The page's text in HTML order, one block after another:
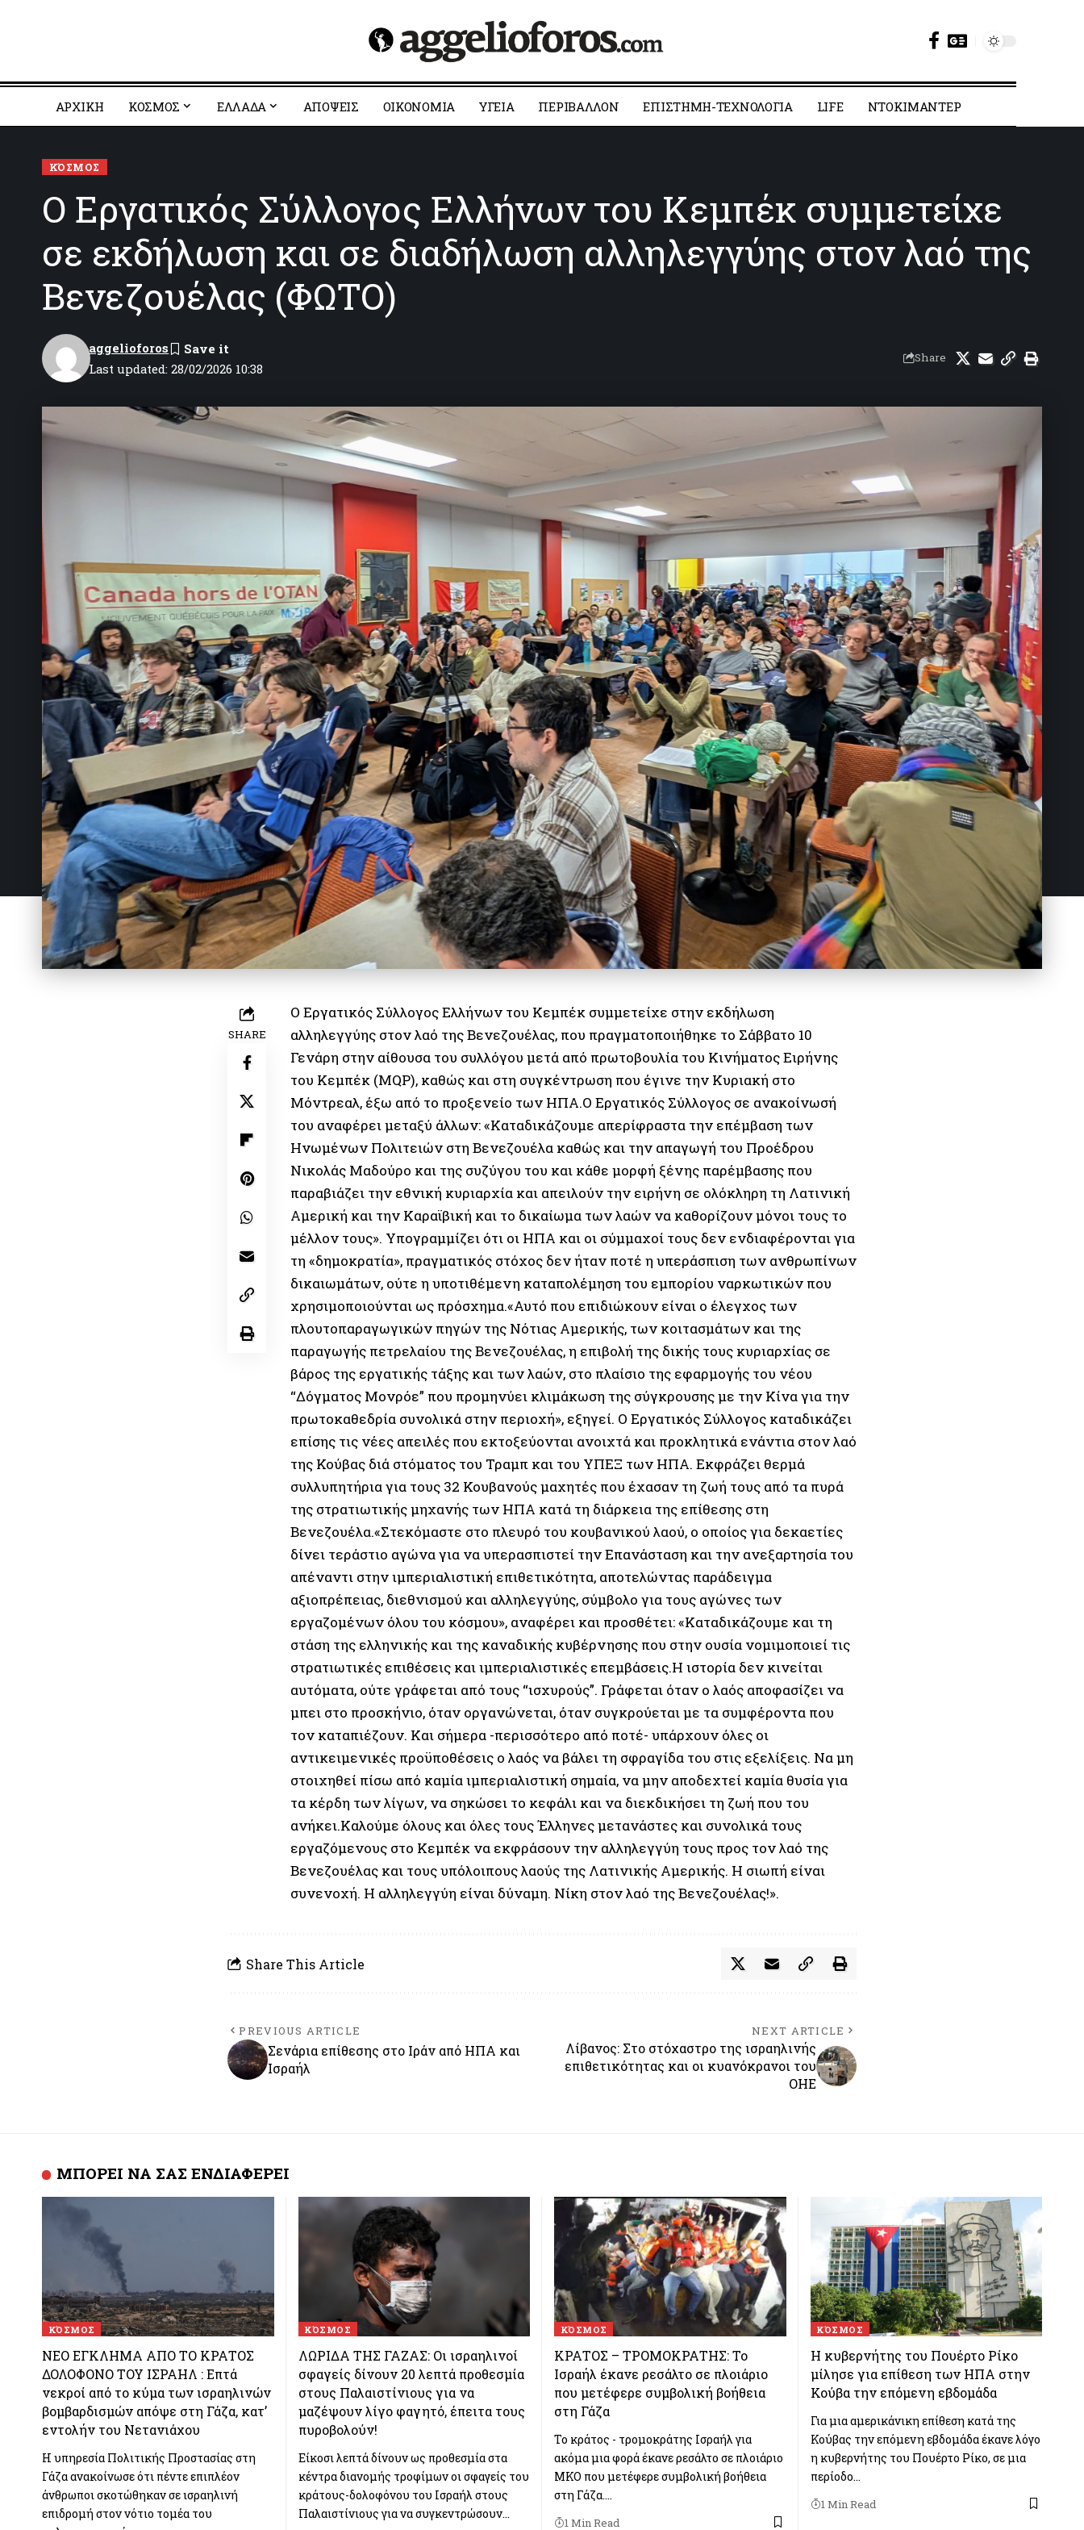
ΑΡΧΙΚΗ ΚΟΣΜΟΣ EΛΛΑΔΑ ΑΠΟΨΕΙΣ ΟΙΚΟΝΟΜΙΑ YΓΕΙΑ ΠΕΡΙΒΑΛΛΟΝ ΕΠΙΣΤΗΜΗ-ΤΕΧΝΟΛΟΓΙΑ LIFE ΝΤΟΚΙΜΑΝΤΕΡ
ΚΌΣΜΟΣ
Ο Εργατικός Σύλλογος Ελλήνων του Κεμπέκ συμμετείχε
σε εκδήλωση και σε διαδήλωση αλληλεγγύης στον λαό της
Βενεζουέλας (ΦΩΤΟ)
Last updated: 28/02/2026 10:38
aggelioforos
Share
SHARE
Ο Εργατικός Σύλλογος Ελλήνων του Κεμπέκ συμμετείχε στην εκδήλωση
αλληλεγγύης στον λαό της Βενεζουέλας, που πραγματοποιήθηκε το Σάββατο 10
Γενάρη στην αίθουσα του συλλόγου μετά από πρωτοβουλία του Κινήματος Ειρήνης
του Κεμπέκ (MQP), καθώς και στη συγκέντρωση που έγινε την Κυριακή στο
Μόντρεαλ, έξω από το προξενείο των ΗΠΑ.Ο Εργατικός Σύλλογος σε ανακοίνωσή
του αναφέρει μεταξύ άλλων: «Καταδικάζουμε απερίφραστα την επέμβαση των
Ηνωμένων Πολιτειών στη Βενεζουέλα καθώς και την απαγωγή του Προέδρου
Νικολάς Μαδούρο και της συζύγου του και κάθε μορφή ξένης παρέμβασης που
παραβιάζει την εθνική κυριαρχία και απειλούν την ειρήνη σε ολόκληρη τη Λατινική
Αμερική και την Καραϊβική και το δικαίωμα των λαών να καθορίζουν μόνοι τους το
μέλλον τους». Υπογραμμίζει ότι οι ΗΠΑ και οι σύμμαχοί τους δεν ενδιαφέρονται για
τη «δημοκρατία», πραγματικός στόχος δεν ήταν ποτέ η υπεράσπιση των ανθρωπίνων
δικαιωμάτων, ούτε η υποτιθέμενη καταπολέμηση του εμπορίου ναρκωτικών που
χρησιμοποιούνται ως πρόσχημα.«Αυτό που επιδιώκουν είναι ο έλεγχος των
πλουτοπαραγωγικών πηγών της Νότιας Αμερικής, των κοιτασμάτων και της
παραγωγής πετρελαίου της Βενεζουέλας, η επιβολή της δικής τους κυριαρχίας σε
βάρος της εργατικής τάξης και των λαών, στο πλαίσιο της εφαρμογής του νέου
“Δόγματος Μονρόε” που προμηνύει κλιμάκωση της σύγκρουσης με την Κίνα για την
πρωτοκαθεδρία συνολικά στην περιοχή», εξηγεί. Ο Εργατικός Σύλλογος καταδικάζει
επίσης τις νέες απειλές που εκτοξεύονται ανοιχτά και προκλητικά ενάντια στον λαό
της Κούβας διά στόματος του Τραμπ και του ΥΠΕΞ των ΗΠΑ. Εκφράζει θερμά
συλλυπητήρια για τους 32 Κουβανούς μαχητές που έχασαν τη ζωή τους από τα πυρά
της στρατιωτικής μηχανής των ΗΠΑ κατά τη διάρκεια της επίθεσης στη
Βενεζουέλα.«Στεκόμαστε στο πλευρό του κουβανικού λαού, ο οποίος για δεκαετίες
δίνει τεράστιο αγώνα για να υπερασπιστεί την Επανάσταση και την ανεξαρτησία του
απέναντι στην ιμπεριαλιστική επιθετικότητα, αποτελώντας παράδειγμα
αξιοπρέπειας, διεθνισμού και αλληλεγγύης, σύμβολο για τους αγώνες των
εργαζομένων όλου του κόσμου», αναφέρει και προσθέτει: «Καταδικάζουμε και τη
στάση της ελληνικής και της καναδικής κυβέρνησης που στην ουσία νομιμοποιεί τις
στρατιωτικές επιθέσεις και ιμπεριαλιστικές επεμβάσεις.Η ιστορία δεν κινείται
αυτόματα, ούτε γράφεται από τους “ισχυρούς”. Γράφεται όταν ο λαός αποφασίζει να
μπει στο προσκήνιο, όταν οργανώνεται, όταν συγκρούεται με τα συμφέροντα που
τον καταπιέζουν. Και σήμερα -περισσότερο από ποτέ- υπάρχουν όλες οι
αντικειμενικές προϋποθέσεις ο λαός να βάλει τη σφραγίδα του στις εξελίξεις. Να μη
στοιχηθεί πίσω από καμία ιμπεριαλιστική σημαία, να μην αποδεχτεί καμία θυσία για
τα κέρδη των λίγων, να σηκώσει το κεφάλι και να διεκδικήσει τη ζωή που του
ανήκει.Καλούμε όλους και όλες τους Έλληνες μετανάστες και συνολικά τους
εργαζόμενους στο Κεμπέκ να εκφράσουν την αλληλεγγύη τους προς τον λαό της
Βενεζουέλας και τους υπόλοιπους λαούς της Λατινικής Αμερικής. Η σιωπή είναι
συνενοχή. Η αλληλεγγύη είναι δύναμη. Νίκη στον λαό της Βενεζουέλας!».
Share This Article
PREVIOUS ARTICLE
Σενάρια επίθεσης στο Ιράν από ΗΠΑ και
Ισραήλ
NEXT ARTICLE
Λίβανος: Στο στόχαστρο της ισραηλινής
επιθετικότητας και οι κυανόκρανοι του
ΟΗΕ
ΜΠΟΡΕΙ ΝΑ ΣΑΣ ΕΝΔΙΑΦΕΡΕΙ
ΚΌΣΜΟΣ
ΝΕΟ ΕΓΚΛΗΜΑ ΑΠΟ ΤΟ ΚΡΑΤΟΣ
ΔΟΛΟΦΟΝΟ ΤΟΥ ΙΣΡΑΗΛ : Επτά
νεκροί από το κύμα των ισραηλινών
βομβαρδισμών απόψε στη Γάζα, κατ’
εντολήν του Νετανιάχου
Η υπηρεσία Πολιτικής Προστασίας στη
Γάζα ανακοίνωσε ότι πέντε επιπλέον
άνθρωποι σκοτώθηκαν σε ισραηλινή
επιδρομή στον νότιο τομέα του
ΚΌΣΜΟΣ
ΛΩΡΙΔΑ ΤΗΣ ΓΑΖΑΣ: Οι ισραηλινοί
σφαγείς δίνουν 20 λεπτά προθεσμία
στους Παλαιστίνιους για να
μαζέψουν λίγο φαγητό, έπειτα τους
πυροβολούν!
Είκοσι λεπτά δίνουν ως προθεσμία στα
κέντρα διανομής τροφίμων οι σφαγείς του
κράτους-δολοφόνου του Ισραήλ στους
Παλαιστίνιους για να συγκεντρώσουν…
ΚΌΣΜΟΣ
ΚΡΑΤΟΣ – ΤΡΟΜΟΚΡΑΤΗΣ: Το
Ισραήλ έκανε ρεσάλτο σε πλοιάριο
που μετέφερε συμβολική βοήθεια
στη Γάζα
Το κράτος - τρομοκράτης Ισραήλ για
ακόμα μια φορά έκανε ρεσάλτο σε πλοιάριο
ΜΚΟ που μετέφερε συμβολική βοήθεια
στη Γάζα.…
1 Min Read
ΚΌΣΜΟΣ
Η κυβερνήτης του Πουέρτο Ρίκο
μίλησε για επίθεση των ΗΠΑ στην
Κούβα την επόμενη εβδομάδα
Για μια αμερικάνικη επίθεση κατά της
Κούβας την επόμενη εβδομάδα έκανε λόγο
η κυβερνήτης του Πουέρτο Ρίκο, σε μια
περίοδο…
1 Min Read